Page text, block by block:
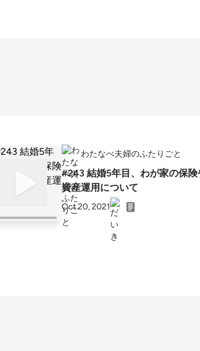
わたなべ夫婦のふたりごと
#243 結婚5年目、わが家の保険
資産運用について
Oct 20, 2021